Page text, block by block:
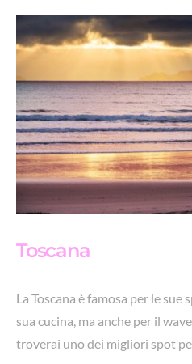
Toscana
La Toscana è famosa per le sue
sua cucina, ma anche per il
troverai uno dei migliori spot